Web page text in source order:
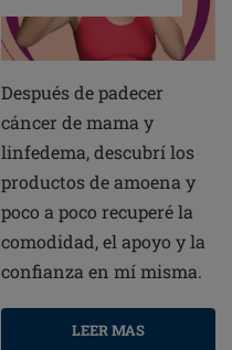
Después de padecer
cáncer de mama y
linfedema, descubrí los
productos de amoena y
poco a poco recuperé la
comodidad, el apoyo y la
confianza en mí misma.
LEER MAS